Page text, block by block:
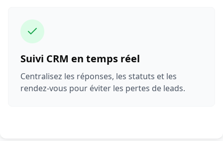
Suivi CRM en temps réel
Centralisez les réponses, les statuts et les
rendez-vous pour éviter les pertes de leads.